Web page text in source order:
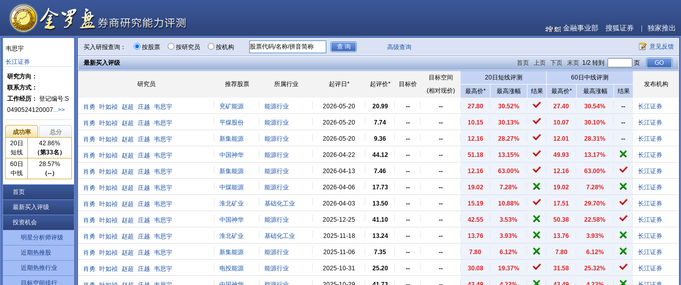
金融事业部 搜狐证券 独家推出
韦思宇
长江证券
研究方向：
联系方式：
工作经历： 登记编号:S
0490524120007...>>
成功率
总分
20日
短线
42.86%
（第33名）
60日
中线
28.57%
（--）
首页
最新买入评级
投资机会
明星分析师评级
近期热推股
近期热推行业
目标空间排行
买入研报查询： 按股票 按研究员 按机构 高级查询 意见反馈
首页 上页 下页 末页 1/2 转到 页
最新买入评级
研究员 推荐股票 所属行业 起评日* 起评价* 目标价
目标空间
(相对现价)
20日短线评测
60日中线评测
发布机构
最高价*
最高涨幅 结果 最高价* 最高涨幅 结果
肖勇 叶如祯 赵超 庄越 韦思宇 兖矿能源 能源行业 2026-05-20 20.99 -- -- 27.80 30.52% 27.40 30.54% -- 长江证券
肖勇 叶如祯 赵超 庄越 韦思宇 平煤股份 能源行业 2026-05-20 7.74 -- -- 10.15 30.13% 10.07 30.10% -- 长江证券
肖勇 叶如祯 赵超 庄越 韦思宇 新集能源 能源行业 2026-05-20 9.36 -- -- 12.16 28.27% 12.01 28.31% -- 长江证券
肖勇 叶如祯 赵超 庄越 韦思宇 中国神华 能源行业 2026-04-22 44.12 -- -- 51.18 13.15% 49.93 13.17% 长江证券
肖勇 叶如祯 赵超 庄越 韦思宇 新集能源 能源行业 2026-04-13 7.46 -- -- 12.16 63.00% 12.16 63.00% 长江证券
肖勇 叶如祯 赵超 庄越 韦思宇 中煤能源 能源行业 2026-04-06 17.73 -- -- 19.02 7.28% 19.02 7.28% 长江证券
肖勇 叶如祯 赵超 庄越 韦思宇 淮北矿业 基础化工业 2026-04-03 13.50 -- -- 15.19 10.88% 17.51 29.70% 长江证券
肖勇 叶如祯 赵超 庄越 韦思宇 中国神华 能源行业 2025-12-25 41.10 -- -- 42.55 3.53% 50.38 22.58% 长江证券
肖勇 叶如祯 赵超 庄越 韦思宇 淮北矿业 基础化工业 2025-11-18 13.24 -- -- 13.76 3.93% 13.76 3.93% 长江证券
肖勇 叶如祯 赵超 庄越 韦思宇 新集能源 能源行业 2025-11-06 7.35 -- -- 7.80 6.12% 7.80 6.12% 长江证券
肖勇 叶如祯 赵超 庄越 韦思宇 电投能源 能源行业 2025-10-31 25.20 -- -- 30.08 19.37% 31.58 25.32% 长江证券